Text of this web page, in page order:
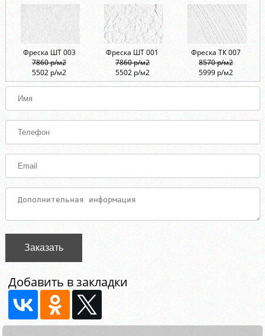
Фреска ШТ 003
7860 р/м2
5502 р/м2
Фреска ШТ 001
7860 р/м2
5502 р/м2
Фреска ТК 007
8570 р/м2
5999 р/м2
Заказать
Добавить в закладки